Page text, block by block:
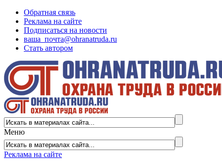
Обратная связь
Реклама на сайте
Подписаться на новости
ваша_почта@ohranatruda.ru
Стать автором
Меню
Реклама на сайте